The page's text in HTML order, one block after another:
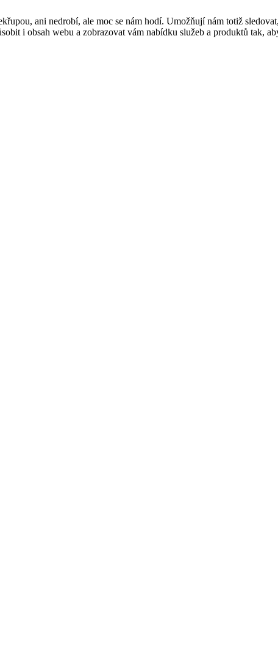
ani nedrobí, ale moc se nám hodí. Umožňují nám totiž
i obsah webu a zobrazovat vám nabídku služeb a produktů tak,